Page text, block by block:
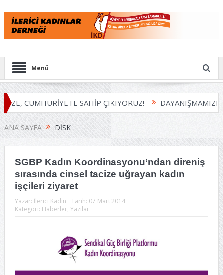
Menü
CUMHURİYETE SAHİP ÇIKIYORUZ! DAYANIŞMAMIZI
ANA SAYFA DİSK
SGBP Kadın Koordinasyonu’ndan direniş
sırasında cinsel tacize uğrayan kadın
işçileri ziyaret
Yazar: İlerici Kadın Tarih: 07 Mart 2014
Kategori: Haberler, Yazılar